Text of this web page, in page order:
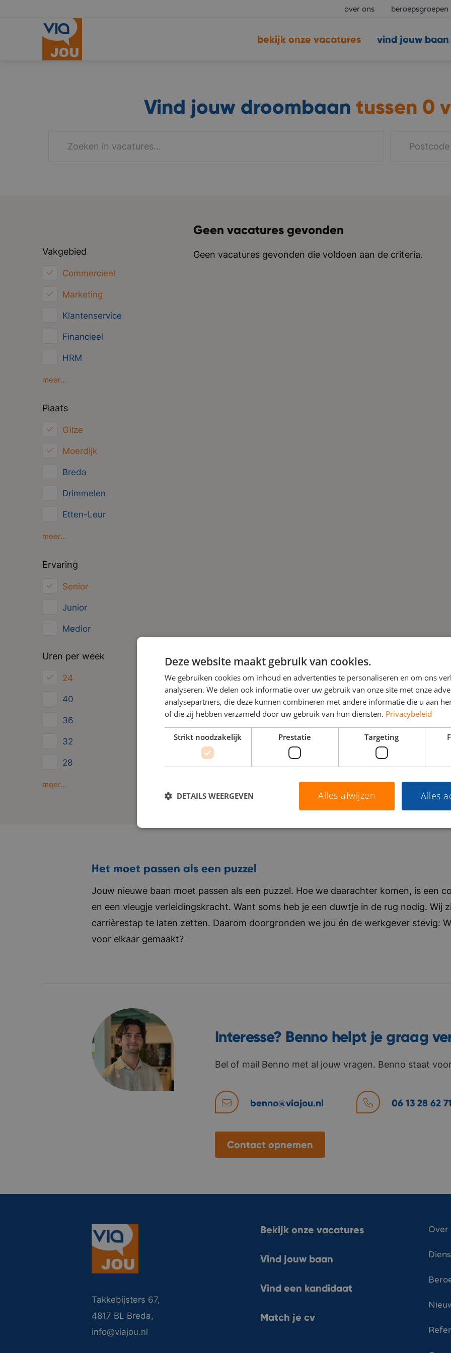
over ons beroepsgroepen
vind jouw baan
bekijk onze vacatures
Vind jouw droombaan tussen 0
Vakgebied
Commercieel
Marketing
Klantenservice
Financieel
HRM
Inkoop/Logistiek
meer...
Plaats
Gilze
Moerdijk
Breda
Drimmelen
Etten-Leur
Oosterhout
meer...
Ervaring
Senior
Junior
Medior
Uren per week
24
40
36
32
28
Minder dan 24
meer...
Geen vacatures gevonden
Geen vacatures gevonden die voldoen aan de criteria.
Het moet passen als een puzzel
Jouw nieuwe baan moet passen als een puzzel. Hoe we daarachter komen, is een
en een vleugje verleidingskracht. Want soms heb je een duwtje in de rug nodig. Wij
carrièrestap te laten zetten. Daarom doorgronden we jou én de werkgever stevig:
voor elkaar gemaakt?
Interesse? Benno helpt je graag
Bel of mail Benno met al jouw vragen. Benno staat
benno@viajou.nl 06 13 28 62
Contact opnemen
Takkebijsters 67,
4817 BL Breda,
info@viajou.nl
Bekijk onze vacatures
Vind jouw baan
Vind een kandidaat
Match je cv
Over
Deze website maakt gebruik van cookies.
We gebruiken cookies om inhoud en advertenties te personaliseren en om ons
analyseren. We delen ook informatie over uw gebruik van onze site met onze
analysepartners, die deze kunnen combineren met andere informatie die u aan
of die zij hebben verzameld door uw gebruik van hun diensten. Privacybeleid
Strikt noodzakelijk Prestatie Targeting
Alles
Alles afwijzen
DETAILS WEERGEVEN